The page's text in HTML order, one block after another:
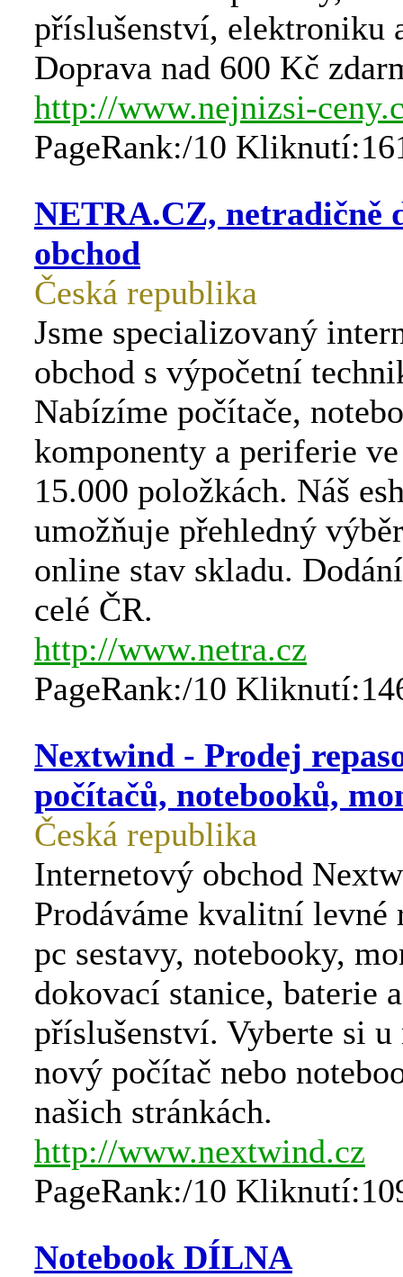
příslušenství, elektroniku
Doprava nad 600 Kč
http://www.nejnizsi-
PageRank:/10
NETRA.CZ, netradičně
obchod
Česká republika
Jsme specializovaný
obchod s výpočetní
Nabízíme počítače,
komponenty a periferie
15.000 položkách. Náš
umožňuje přehledný
online stav skladu.
celé ČR.
http://www.netra.cz
PageRank:/10
Nextwind - Prodej
počítačů, notebooků,
Česká republika
Internetový obchod
Prodáváme kvalitní levné
pc sestavy, notebooky,
dokovací stanice, baterie
příslušenství. Vyberte si u
nový počítač nebo
našich stránkách.
http://www.nextwind.cz
PageRank:/10
Notebook DÍLNA